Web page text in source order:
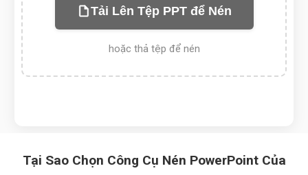
Tải Lên Tệp PPT để Nén
hoặc thả tệp để nén
Tại Sao Chọn Công Cụ Nén PowerPoint Của